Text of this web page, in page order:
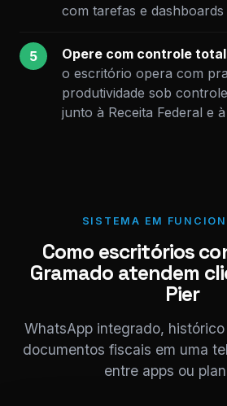
com tarefas e
5 Opere com controle
o escritório opera com
produtividade sob
junto à Receita Federal e
SISTEMA EM
Como escritórios
Gramado atendem
Pier
WhatsApp integrado,
documentos fiscais em uma
entre apps ou